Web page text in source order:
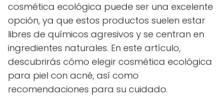
cosmética ecológica puede ser una excelente
opción, ya que estos productos suelen estar
libres de químicos agresivos y se centran en
ingredientes naturales. En este artículo,
descubrirás cómo elegir cosmética ecológica
para piel con acné, así como
recomendaciones para su cuidado.